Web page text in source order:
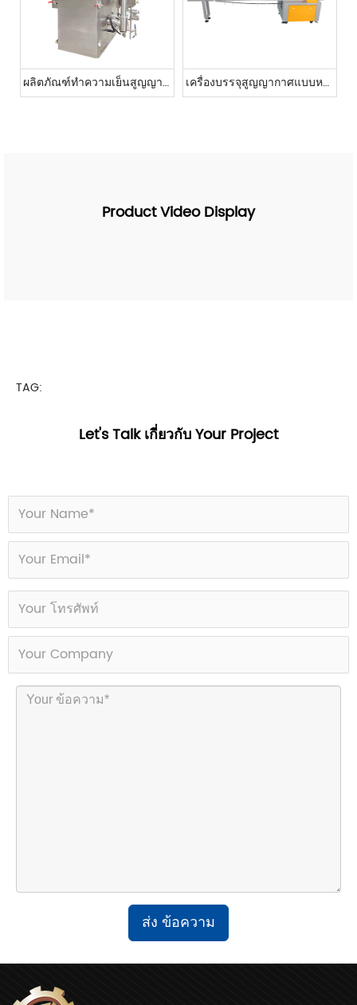
ผลิตภัณฑ์ทำความเย็นสูญญากาศ เครื่องบรรจุสูญญากาศแบบหมอน
Product Video Display
TAG:
Let's Talk เกี่ยวกับ Your Project
ส่ง ข้อความ